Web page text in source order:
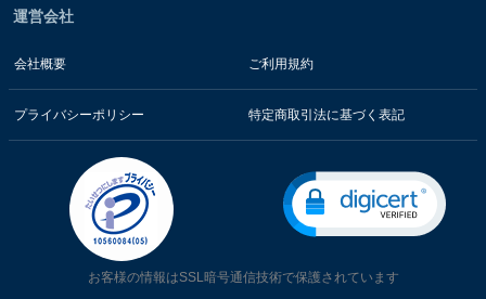
運営会社
会社概要 ご利用規約
プライバシーポリシー 特定商取引法に基づく表記
お客様の情報はSSL暗号通信技術で保護されています